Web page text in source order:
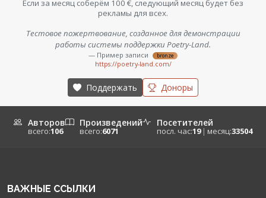
Если за месяц соберём 100 €, следующий месяц будет без
рекламы для всех.
Тестовое пожертвование, созданное для демонстрации
работы системы поддержки Poetry-Land.
— Пример записи bronze
https://poetry-land.com/
Поддержать Доноры
Авторов
всего:106
Произведений
всего:6071
Посетителей
посл. час:19 | месяц:33504
ВАЖНЫЕ ССЫЛКИ